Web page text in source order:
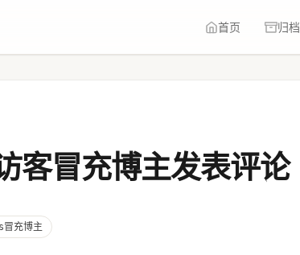
首页 归档
冒充博主发表评论
充博主